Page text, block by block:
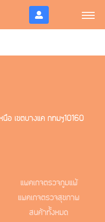
อ เขตบางแค กทมฯ10160
แพคเกจตรวจภูมิแพ้
แพคเกจตรวจสุขภาพ
สินค้าทั้งหมด